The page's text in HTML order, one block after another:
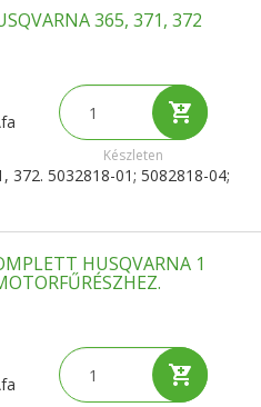
365, 371, 372
Készleten
372. 5032818-01; 5082818-04;
HUSQVARNA 1